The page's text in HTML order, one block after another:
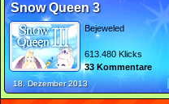
Snow Queen 3
Bejeweled
613.480 Klicks
33 Kommentare
18. Dezember 2013